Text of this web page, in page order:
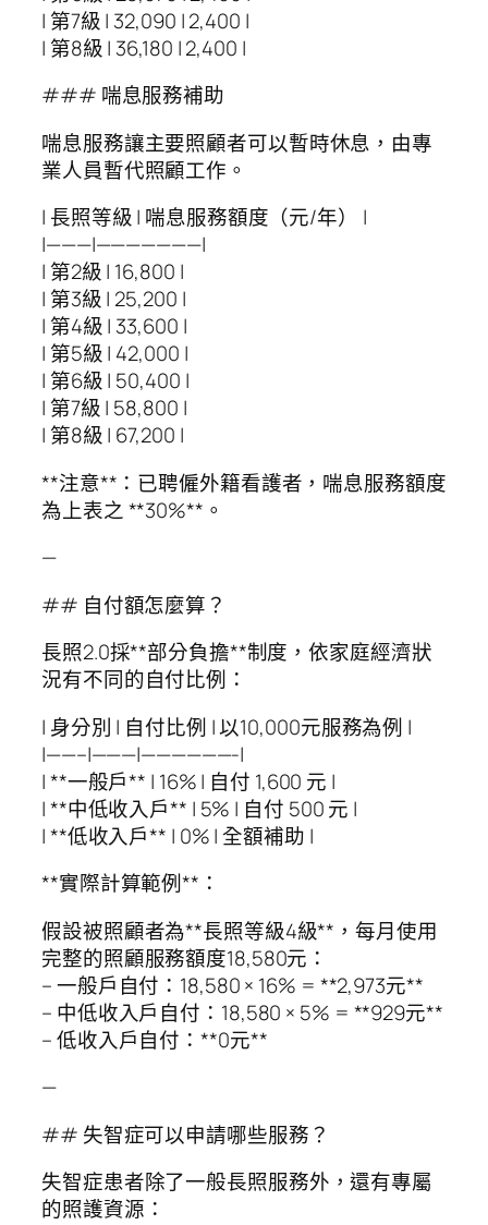
| 第7級 | 32,090 | 2,400 |
| 第8級 | 36,180 | 2,400 |
### 喘息服務補助
喘息服務讓主要照顧者可以暫時休息，由專
業人員暫代照顧工作。
| 長照等級 | 喘息服務額度（元/年） |
|———|———————|
| 第2級 | 16,800 |
| 第3級 | 25,200 |
| 第4級 | 33,600 |
| 第5級 | 42,000 |
| 第6級 | 50,400 |
| 第7級 | 58,800 |
| 第8級 | 67,200 |
**注意**：已聘僱外籍看護者，喘息服務額度
為上表之 **30%**。
—
## 自付額怎麼算？
長照2.0採**部分負擔**制度，依家庭經濟狀
況有不同的自付比例：
| 身分別 | 自付比例 | 以10,000元服務為例 |
|——–|———|——————-|
| **一般戶** | 16% | 自付 1,600 元 |
| **中低收入戶** | 5% | 自付 500 元 |
| **低收入戶** | 0% | 全額補助 |
**實際計算範例**：
假設被照顧者為**長照等級4級**，每月使用
完整的照顧服務額度18,580元：
– 一般戶自付：18,580 × 16% = **2,973元**
– 中低收入戶自付：18,580 × 5% = **929元**
– 低收入戶自付：**0元**
—
## 失智症可以申請哪些服務？
失智症患者除了一般長照服務外，還有專屬
的照護資源：